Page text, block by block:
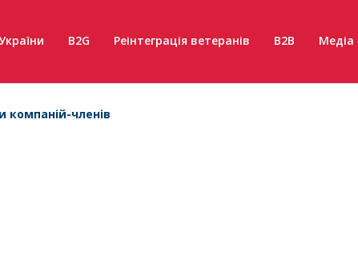
B2G Реінтеграція ветеранів B2B Медіа
компаній-членів